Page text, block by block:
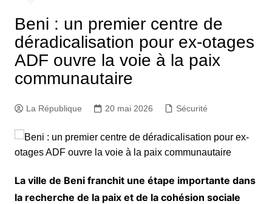
Beni : un premier centre de
déradicalisation pour ex-otages
ADF ouvre la voie à la paix
communautaire
La République 20 mai 2026 Sécurité
La ville de Beni franchit une étape importante dans
la recherche de la paix et de la cohésion sociale